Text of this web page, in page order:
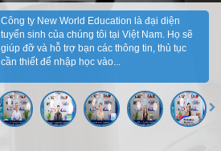
Công ty New World Education là đại diện
tuyển sinh của chúng tôi tại Việt Nam. Họ sẽ
giúp đỡ và hỗ trợ bạn các thông tin, thủ tục
cần thiết để nhập học vào...